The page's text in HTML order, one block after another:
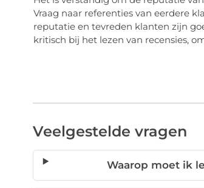
Vraag naar referenties van eerdere
reputatie en tevreden klanten zijn
kritisch bij het lezen van recensies,
Veelgestelde vragen
Waarop moet ik